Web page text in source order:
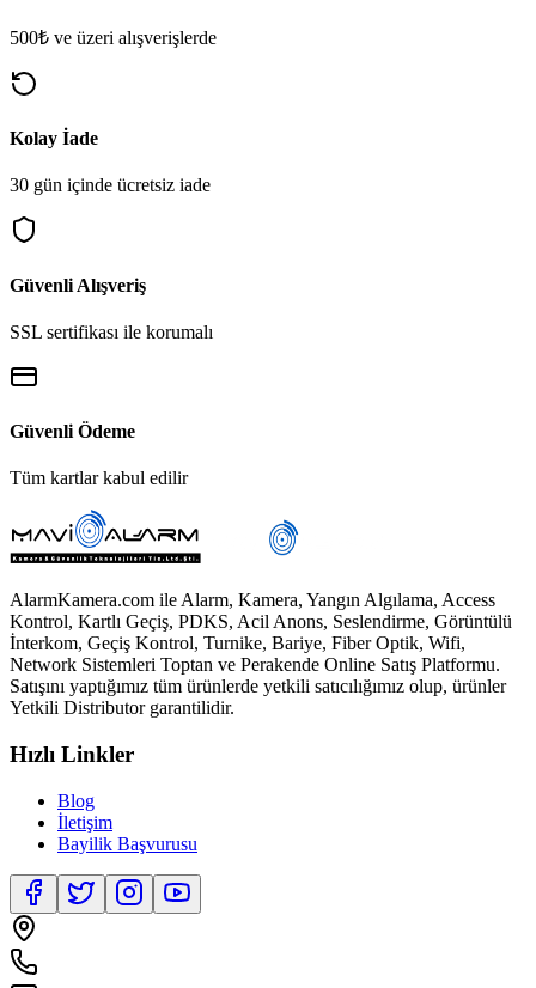
500₺ ve üzeri alışverişlerde
Kolay İade
30 gün içinde ücretsiz iade
Güvenli Alışveriş
SSL sertifikası ile korumalı
Güvenli Ödeme
Tüm kartlar kabul edilir
AlarmKamera.com ile Alarm, Kamera, Yangın Algılama, Access
Kontrol, Kartlı Geçiş, PDKS, Acil Anons, Seslendirme, Görüntülü
İnterkom, Geçiş Kontrol, Turnike, Bariye, Fiber Optik, Wifi,
Network Sistemleri Toptan ve Perakende Online Satış Platformu.
Satışını yaptığımız tüm ürünlerde yetkili satıcılığımız olup, ürünler
Yetkili Distributor garantilidir.
Hızlı Linkler
Blog
İletişim
Bayilik Başvurusu